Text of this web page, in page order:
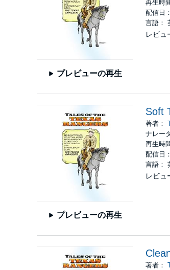
プレビューの再生
再生時
配信日
言語：
レビュ
プレビューの再生
Soft
著者：
ナレー
再生時
配信日
言語：
レビュ
著者：